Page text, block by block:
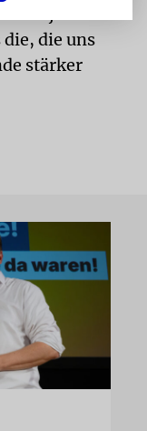
die uns
stärker